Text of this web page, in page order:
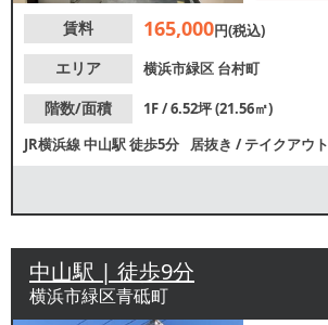
賃料 165,000円(税込)
エリア
横浜市緑区 台村町
階数/面積
1F / 6.52坪 (21.56㎡)
JR横浜線中山駅徒歩5分 居抜き /テイクアウト
中山駅 | 徒歩9分
横浜市緑区青砥町